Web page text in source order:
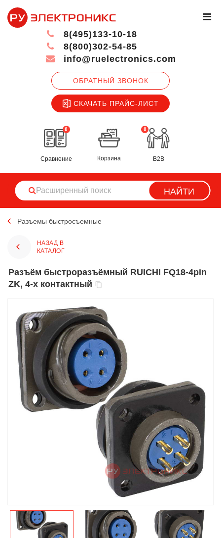
ОБРАТНЫЙ ЗВОНОК
СКАЧАТЬ ПРАЙС-ЛИСТ
8(495)133-10-18
8(800)302-54-85
info@ruelectronics.com
0
Сравнение
0
Корзина B2B
НАЙТИ
Разъемы быстросъемные
НАЗАД В
КАТАЛОГ
Разъём быстроразъёмный RUICHI FQ18-4pin
ZK, 4-х контактный